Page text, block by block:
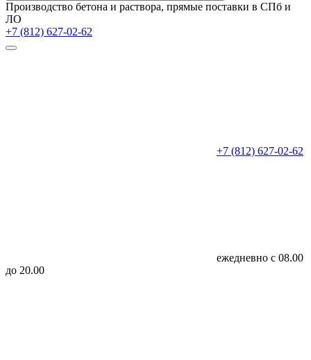
Производство бетона и раствора, прямые поставки в СПб и
ЛО
+7 (812) 627-02-62
+7 (812) 627-02-62
ежедневно с 08.00
до 20.00